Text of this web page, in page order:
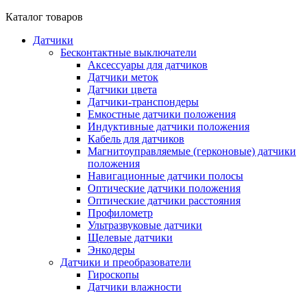
Каталог товаров
Датчики
Бесконтактные выключатели
Аксессуары для датчиков
Датчики меток
Датчики цвета
Датчики-транспондеры
Емкостные датчики положения
Индуктивные датчики положения
Кабель для датчиков
Магнитоуправляемые (герконовые) датчики
положения
Навигационные датчики полосы
Оптические датчики положения
Оптические датчики расстояния
Профилометр
Ультразвуковые датчики
Щелевые датчики
Энкодеры
Датчики и преобразователи
Гироскопы
Датчики влажности